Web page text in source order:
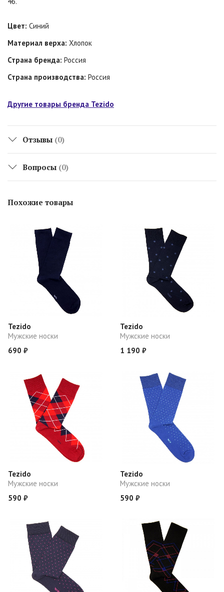
Цвет: Синий
Материал верха: Хлопок
Страна бренда: Россия
Страна производства: Россия
Другие товары бренда Tezido
Отзывы (0)
Вопросы (0)
Похожие товары
Tezido
Мужские носки
690 ₽
Tezido
Мужские носки
1 190 ₽
Tezido
Мужские носки
590 ₽
Tezido
Мужские носки
590 ₽